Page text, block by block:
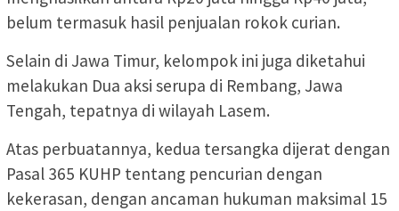
belum termasuk hasil penjualan rokok curian.
Selain di Jawa Timur, kelompok ini juga diketahui
melakukan Dua aksi serupa di Rembang, Jawa
Tengah, tepatnya di wilayah Lasem.
Atas perbuatannya, kedua tersangka dijerat dengan
Pasal 365 KUHP tentang pencurian dengan
kekerasan, dengan ancaman hukuman maksimal 15